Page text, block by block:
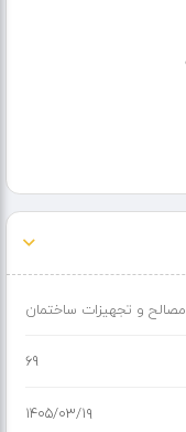
مصالح و تجهیزات ساختمان
69
۱۴۰۵/۰۳/۱۹